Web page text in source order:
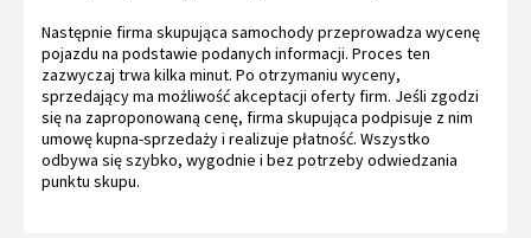
Następnie firma skupująca samochody przeprowadza wycenę
pojazdu na podstawie podanych informacji. Proces ten
zazwyczaj trwa kilka minut. Po otrzymaniu wyceny,
sprzedający ma możliwość akceptacji oferty firm. Jeśli zgodzi
się na zaproponowaną cenę, firma skupująca podpisuje z nim
umowę kupna-sprzedaży i realizuje płatność. Wszystko
odbywa się szybko, wygodnie i bez potrzeby odwiedzania
punktu skupu.